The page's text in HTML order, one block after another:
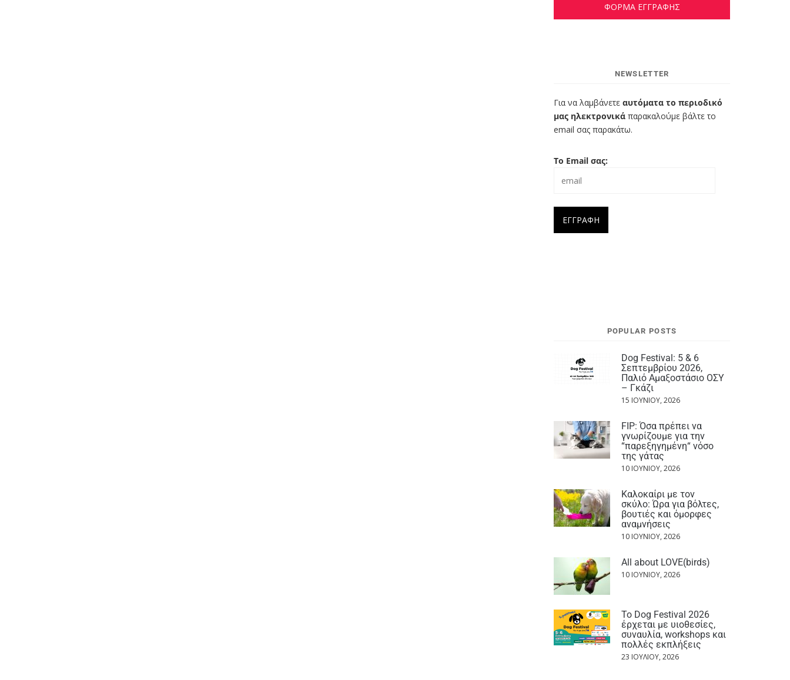
ΦΟΡΜΑ ΕΓΓΡΑΦΗΣ
NEWSLETTER
Για να λαμβάνετε αυτόματα το περιοδικό
μας ηλεκτρονικά παρακαλούμε βάλτε το
email σας παρακάτω.
Το Email σας:
POPULAR POSTS
Dog Festival: 5 & 6
Σεπτεμβρίου 2026,
Παλιό Αμαξοστάσιο ΟΣΥ
– Γκάζι
15 ΙΟΥΝΊΟΥ, 2026
FIP: Όσα πρέπει να
γνωρίζουμε για την
“παρεξηγημένη“ νόσο
της γάτας
10 ΙΟΥΝΊΟΥ, 2026
Καλοκαίρι με τον
σκύλο: Ώρα για βόλτες,
βουτιές και όμορφες
αναμνήσεις
10 ΙΟΥΝΊΟΥ, 2026
All about LOVE(birds)
10 ΙΟΥΝΊΟΥ, 2026
Το Dog Festival 2026
έρχεται με υιοθεσίες,
συναυλία, workshops και
πολλές εκπλήξεις
23 ΙΟΥΛΊΟΥ, 2026